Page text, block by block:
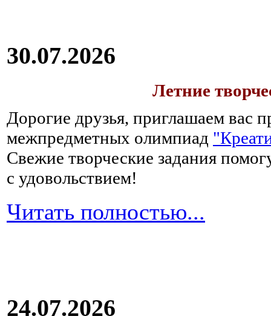
30.07.2026
Летние
Дорогие друзья, приглашаем вас
межпредметных олимпиад
Свежие творческие задания
с удовольствием!
Читать полностью...
24.07.2026